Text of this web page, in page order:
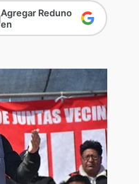
Agregar Reduno
en